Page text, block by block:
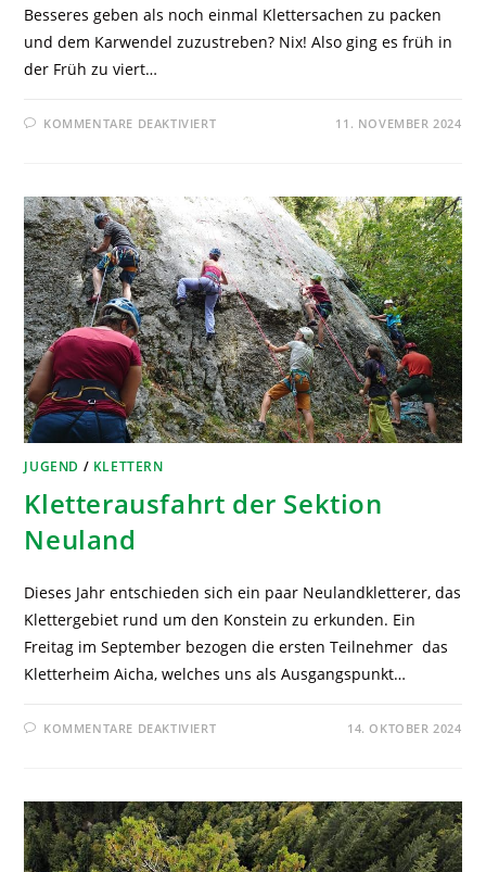
Besseres geben als noch einmal Klettersachen zu packen
und dem Karwendel zuzustreben? Nix! Also ging es früh in
der Früh zu viert…
KOMMENTARE DEAKTIVIERT 11. NOVEMBER 2024
JUGEND / KLETTERN
Kletterausfahrt der Sektion
Neuland
Dieses Jahr entschieden sich ein paar Neulandkletterer, das
Klettergebiet rund um den Konstein zu erkunden. Ein
Freitag im September bezogen die ersten Teilnehmer das
Kletterheim Aicha, welches uns als Ausgangspunkt…
KOMMENTARE DEAKTIVIERT 14. OKTOBER 2024